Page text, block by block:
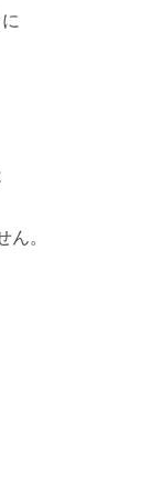
ん。